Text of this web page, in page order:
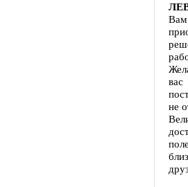
не